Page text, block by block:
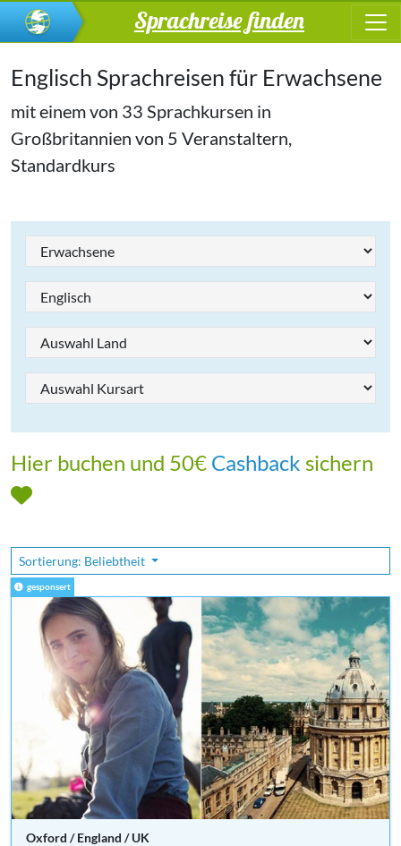
Sprachreise finden
Englisch Sprachreisen für Erwachsene
mit einem von 33 Sprachkursen in
Großbritannien von 5 Veranstaltern,
Standardkurs
Hier buchen und 50€ Cashback sichern
Sortierung: Beliebtheit
gesponsert
Oxford / England / UK